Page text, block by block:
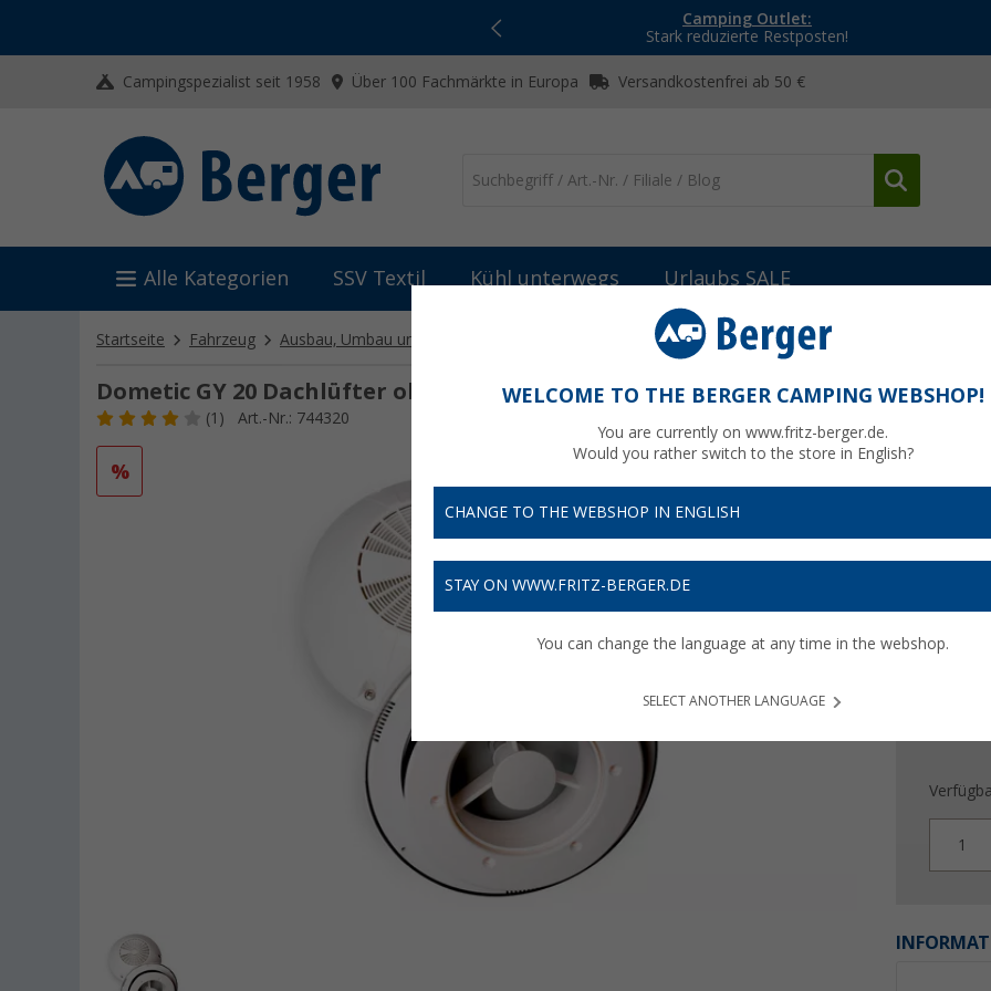
Camping Outlet:
Stark reduzierte Restposten!
Campingspezialist seit 1958 Über 100 Fachmärkte in Europa Versandkostenfrei ab 50 €
Alle Kategorien SSV Textil Kühl unterwegs Urlaubs SALE
Startseite Fahrzeug Ausbau, Umbau und Innenausbau Dometic GY 20 Dachlüfter ohne Motor 200 mm
Dometic GY 20 Dachlüfter ohne Motor 200 mm
(1) Art.-Nr.: 744320
%
1
WELCOME TO THE BERGER CAMPING WEBSHOP!
You are currently on www.fritz-berger.de.
Would you rather switch to the store in English?
CHANGE TO THE WEBSHOP IN ENGLISH
STAY ON WWW.FRITZ-BERGER.DE
You can change the language at any time in the webshop.
SELECT ANOTHER LANGUAGE